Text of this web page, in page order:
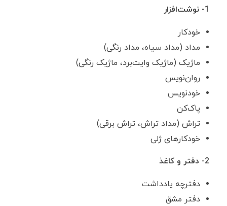
1- نوشت‌افزار
خودکار
مداد (مداد سیاه، مداد رنگی)
ماژیک (ماژیک وایت‌برد، ماژیک رنگی)
روان‌نویس
خودنویس
پاک‌کن
تراش (مداد تراش، تراش برقی)
خودکارهای ژلی
2- دفتر و کاغذ
دفترچه یادداشت
دفتر مشق